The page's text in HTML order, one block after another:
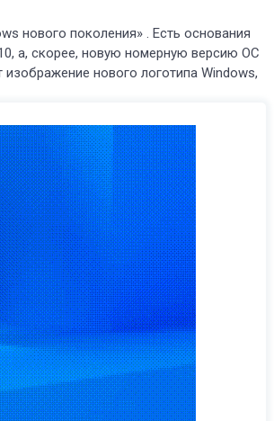
нового поколения» . Есть основания
а, скорее, новую номерную версию ОС
нового логотипа Windows,